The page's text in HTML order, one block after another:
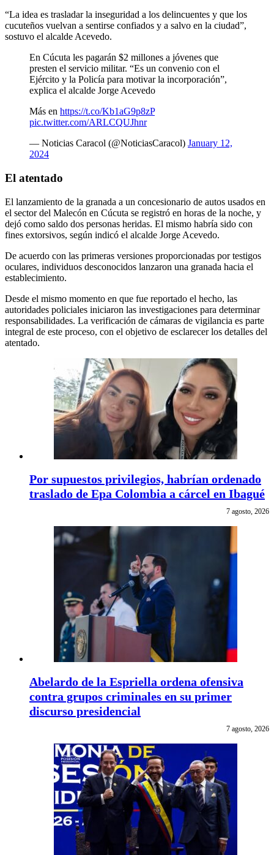
“La idea es trasladar la inseguridad a los delincuentes y que los
cucuteños vuelvan a sentirse confiados y a salvo en la ciudad”,
sostuvo el alcalde Acevedo.
En Cúcuta les pagarán $2 millones a jóvenes que
presten el servicio militar. “Es un convenio con el
Ejército y la Policía para motivar la incorporación”,
explica el alcalde Jorge Acevedo
Más en https://t.co/Kb1aG9p8zP
pic.twitter.com/ARLCQUJhnr
— Noticias Caracol (@NoticiasCaracol) January 12,
2024
El atentado
El lanzamiento de la granada a un concesionario de autos usados en
el sector del Malecón en Cúcuta se registró en horas de la noche, y
dejó como saldo dos personas heridas. El mismo habría sido con
fines extorsivos, según indicó el alcalde Jorge Acevedo.
De acuerdo con las primeras versiones proporcionadas por testigos
oculares, individuos desconocidos lanzaron una granada hacia el
establecimiento.
Desde el mismo momento en que fue reportado el hecho, las
autoridades policiales iniciaron las investigaciones para determinar
responsabilidades. La verificación de cámaras de vigilancia es parte
integral de este proceso, con el objetivo de esclarecer los detalles del
atentado.
Por supuestos privilegios, habrían ordenado
traslado de Epa Colombia a cárcel en Ibagué
7 agosto, 2026
Abelardo de la Espriella ordena ofensiva
contra grupos criminales en su primer
discurso presidencial
7 agosto, 2026